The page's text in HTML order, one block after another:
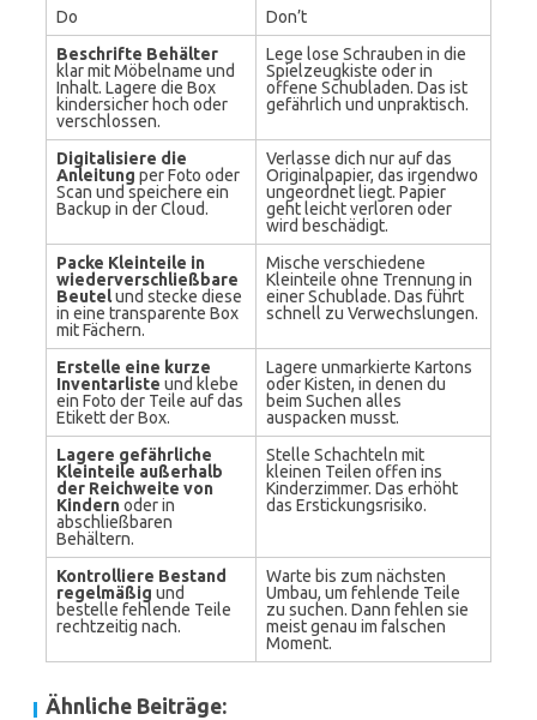
Do
Don’t
Beschrifte Behälter
klar mit Möbelname und
Inhalt. Lagere die Box
kindersicher hoch oder
verschlossen.
Lege lose Schrauben in die
Spielzeugkiste oder in
offene Schubladen. Das ist
gefährlich und unpraktisch.
Digitalisiere die
Anleitung per Foto oder
Scan und speichere ein
Backup in der Cloud.
Verlasse dich nur auf das
Originalpapier, das irgendwo
ungeordnet liegt. Papier
geht leicht verloren oder
wird beschädigt.
Packe Kleinteile in
wiederverschließbare
Beutelund stecke diese
in eine transparente Box
mit Fächern.
Mische verschiedene
Kleinteile ohne Trennung in
einer Schublade. Das führt
schnell zu Verwechslungen.
Erstelle eine kurze
Inventarliste und klebe
ein Foto der Teile auf das
Etikett der Box.
Lagere unmarkierte Kartons
oder Kisten, in denen du
beim Suchen alles
auspacken musst.
Lagere gefährliche
Kleinteile außerhalb
der Reichweite von
Kindernoder in
abschließbaren
Behältern.
Stelle Schachteln mit
kleinen Teilen offen ins
Kinderzimmer. Das erhöht
das Erstickungsrisiko.
Kontrolliere Bestand
regelmäßig und
bestelle fehlende Teile
rechtzeitig nach.
Warte bis zum nächsten
Umbau, um fehlende Teile
zu suchen. Dann fehlen sie
meist genau im falschen
Moment.
Ähnliche Beiträge: